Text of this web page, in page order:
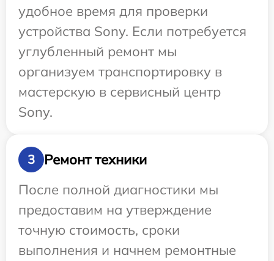
удобное время для проверки
устройства Sony. Если потребуется
углубленный ремонт мы
организуем транспортировку в
мастерскую в сервисный центр
Sony.
3
Ремонт техники
После полной диагностики мы
предоставим на утверждение
точную стоимость, сроки
выполнения и начнем ремонтные